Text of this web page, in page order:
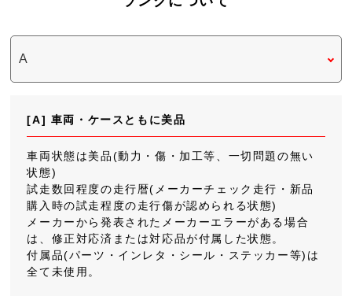
[A] 車両・ケースともに美品
車両状態は美品(動力・傷・加工等、一切問題の無い
状態)
試走数回程度の走行暦(メーカーチェック走行・新品
購入時の試走程度の走行傷が認められる状態)
メーカーから発表されたメーカーエラーがある場合
は、修正対応済または対応品が付属した状態。
付属品(パーツ・インレタ・シール・ステッカー等)は
全て未使用。